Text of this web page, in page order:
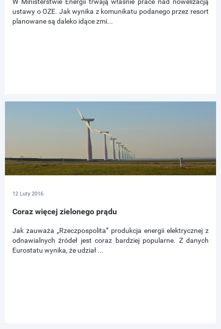
W Ministerstwie Energii trwają właśnie prace nad nowelizacją
ustawy o OZE. Jak wynika z komunikatu podanego przez resort
planowane są daleko idące zmi...
12 Luty 2016
Coraz więcej zielonego prądu
Jak zauważa „Rzeczpospolita” produkcja energii elektrycznej z
odnawialnych źródeł jest coraz bardziej popularne. Z danych
Eurostatu wynika, że udział ...